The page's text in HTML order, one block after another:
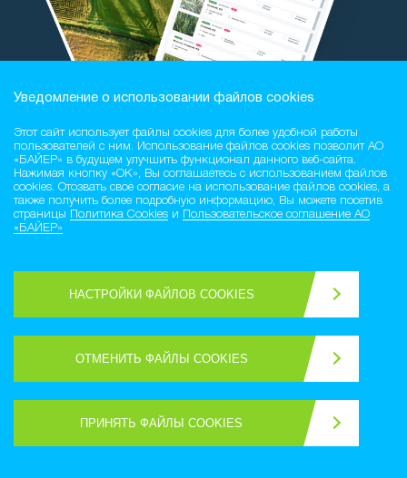
ВСТУПИТЬ В АКАДЕМИЮ
Уже зарегистрирован?
Защита персональных данных
Уведомление о использовании фaйлов cookies
Этот сайт использует файлы cookies для более удобной работы
пользователей с ним. Использование файлов cookies позволит АО
«БАЙЕР» в будущем улучшить функционал данного веб-сайта.
Нажимая кнопку «ОК», Вы соглашаетесь с использованием файлов
cookies. Отозвать свое согласие на использование файлов cookies, а
также получить более подробную информацию, Вы можете посетив
страницы
Политика Cookies и
Пользовательское соглашение АО
«БАЙЕР»
НАСТРОЙКИ ФАЙЛОВ COOKIES
ОТМЕНИТЬ ФАЙЛЫ COOKIES
ПРИНЯТЬ ФАЙЛЫ COOKIES